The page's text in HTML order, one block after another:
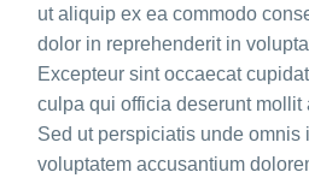
ut aliquip ex ea commodo
dolor in reprehenderit in
Excepteur sint occaecat
culpa qui officia deserunt mollit
Sed ut perspiciatis unde omnis
voluptatem accusantium